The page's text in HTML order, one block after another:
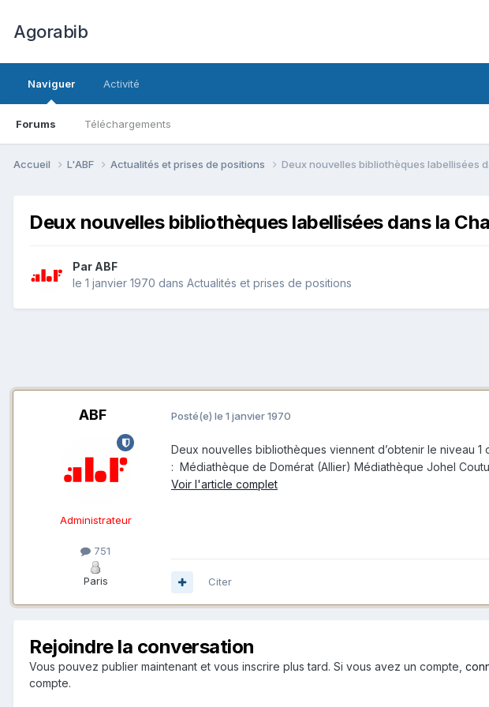
Agorabib
Naviguer
Forums Téléchargements
Activité
Accueil L'ABF Actualités et prises de positions Deux nouvelles bibliothèques labellisées
Deux nouvelles bibliothèques labellisées dans la
Par ABF
le 1 janvier 1970 dans Actualités et prises de positions
ABF
Administrateur
751
Paris
Posté(e) le 1 janvier 1970
Deux nouvelles bibliothèques viennent d’obtenir le niveau 1
: Médiathèque de Domérat (Allier) Médiathèque Johel
Voir l'article complet
Citer
Rejoindre la conversation
Vous pouvez publier maintenant et vous inscrire plus tard. Si vous avez un compte,
compte.